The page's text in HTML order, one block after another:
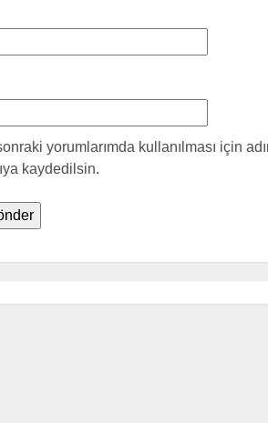
yorumlarımda kullanılması için
kaydedilsin.